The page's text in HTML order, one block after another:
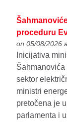
proceduru
on 05/08/2026
Inicijativa
sektor
ministri
pretočena je
parlamenta i